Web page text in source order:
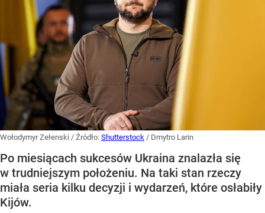
Wołodymyr Zełenski / Źródło: Shutterstock / Dmytro Larin
Po miesiącach sukcesów Ukraina znalazła się
w trudniejszym położeniu. Na taki stan rzeczy
miała seria kilku decyzji i wydarzeń, które osłabiły
Kijów.